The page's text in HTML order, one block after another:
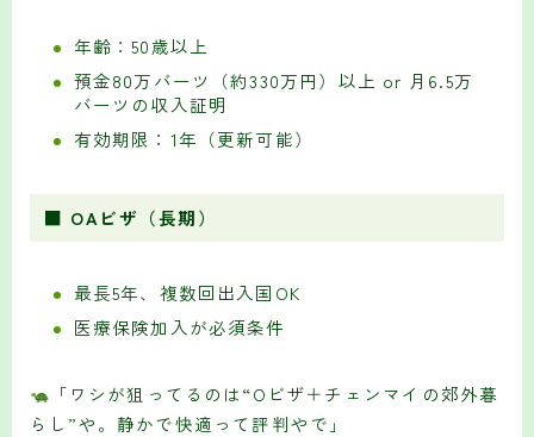
年齢：50歳以上
預金80万バーツ（約330万円）以上 or 月6.5万
バーツの収入証明
有効期限：1年（更新可能）
■ OAビザ（長期）
最長5年、複数回出入国OK
医療保険加入が必須条件
「ワシが狙ってるのは“Oビザ＋チェンマイの郊外暮
らし”や。静かで快適って評判やで」